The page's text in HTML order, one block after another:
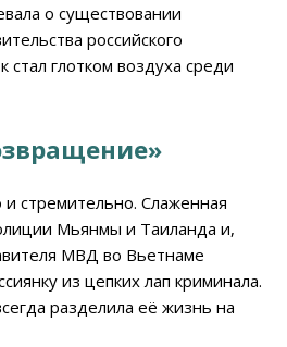
о существовании
российского
стал глотком воздуха среди
стремительно. Слаженная
Мьянмы и Таиланда и,
МВД во Вьетнаме
из цепких лап криминала.
разделила её жизнь на